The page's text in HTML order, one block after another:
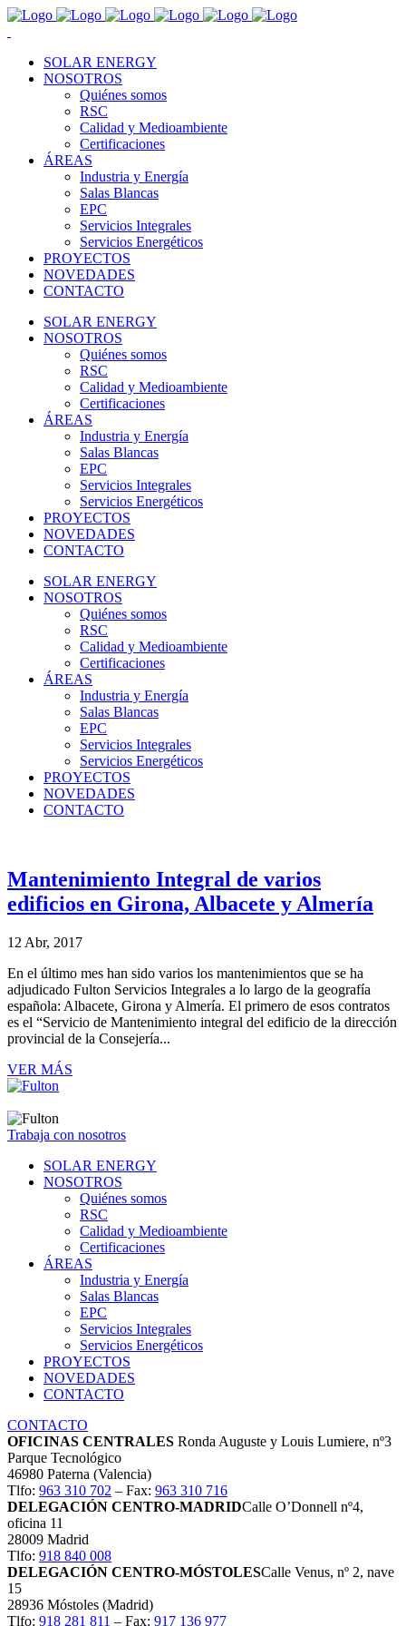
SOLAR ENERGY
NOSOTROS
Quiénes somos
RSC
Calidad y Medioambiente
Certificaciones
ÁREAS
Industria y Energía
Salas Blancas
EPC
Servicios Integrales
Servicios Energéticos
PROYECTOS
NOVEDADES
CONTACTO
SOLAR ENERGY
NOSOTROS
Quiénes somos
RSC
Calidad y Medioambiente
Certificaciones
ÁREAS
Industria y Energía
Salas Blancas
EPC
Servicios Integrales
Servicios Energéticos
PROYECTOS
NOVEDADES
CONTACTO
SOLAR ENERGY
NOSOTROS
Quiénes somos
RSC
Calidad y Medioambiente
Certificaciones
ÁREAS
Industria y Energía
Salas Blancas
EPC
Servicios Integrales
Servicios Energéticos
PROYECTOS
NOVEDADES
CONTACTO
Mantenimiento Integral de varios
edificios en Girona, Albacete y Almería
12 Abr, 2017
En el último mes han sido varios los mantenimientos que se ha
adjudicado Fulton Servicios Integrales a lo largo de la geografía
española: Albacete, Girona y Almería. El primero de esos contratos
es el “Servicio de Mantenimiento integral del edificio de la dirección
provincial de la Consejería...
VER MÁS
Trabaja con nosotros
SOLAR ENERGY
NOSOTROS
Quiénes somos
RSC
Calidad y Medioambiente
Certificaciones
ÁREAS
Industria y Energía
Salas Blancas
EPC
Servicios Integrales
Servicios Energéticos
PROYECTOS
NOVEDADES
CONTACTO
CONTACTO
OFICINAS CENTRALES Ronda Auguste y Louis Lumiere, nº3
Parque Tecnológico
46980 Paterna (Valencia)
Tlfo: 963 310 702 – Fax: 963 310 716
DELEGACIÓN CENTRO-MADRIDCalle O’Donnell nº4,
oficina 11
28009 Madrid
Tlfo: 918 840 008
DELEGACIÓN CENTRO-MÓSTOLESCalle Venus, nº 2, nave
15
28936 Móstoles (Madrid)
Tlfo: 918 281 811 – Fax: 917 136 977